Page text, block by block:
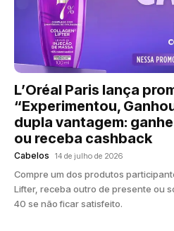
L’Oréal Paris lança
“Experimentou,
dupla vantagem:
ou receba cashback
Cabelos 14 de julho de 2026
Compre um dos produtos
Lifter, receba outro de presente ou
40 se não ficar satisfeito.